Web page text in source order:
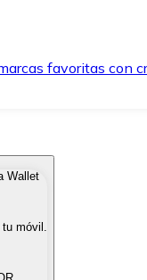
favoritas con
métodos de
rápida y segura.
Wallet
móvil.